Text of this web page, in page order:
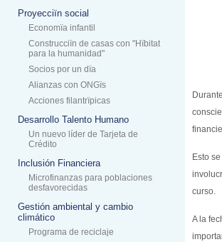
Proyecciïn social
Economïa infantil
Construcciïn de casas con "Hïbitat
para la humanidad"
Socios por un dïa
Alianzas con ONGïs
Acciones filantrïpicas
Desarrollo Talento Humano
Un nuevo líder de Tarjeta de
Crédito
Inclusión Financiera
Microfinanzas para poblaciones
desfavorecidas
Gestión ambiental y cambio
climático
Programa de reciclaje
Esto
curso.
A la